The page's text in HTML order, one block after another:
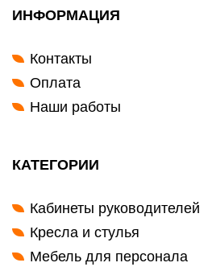
ИНФОРМАЦИЯ
Контакты
Оплата
Наши работы
КАТЕГОРИИ
Кабинеты руководителей
Кресла и стулья
Мебель для персонала